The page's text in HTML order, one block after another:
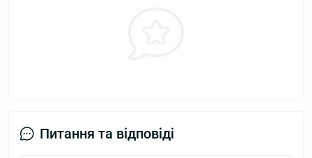
Питання та відповіді